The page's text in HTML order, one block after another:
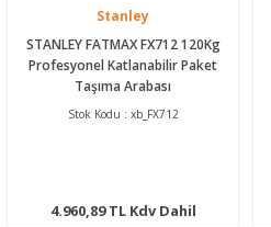
Stanley
STANLEY FATMAX FX712 120Kg
Profesyonel Katlanabilir Paket
Taşıma Arabası
Stok Kodu : xb_FX712
4.960,89 TL Kdv Dahil